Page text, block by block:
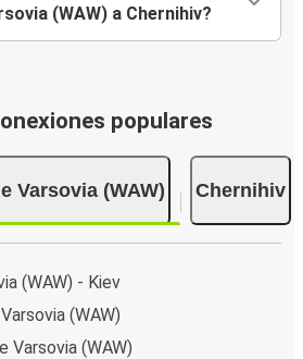
(WAW) a Chernihiv?
populares
Varsovia (WAW) Chernihiv
(WAW) - Kiev
(WAW)
Varsovia (WAW)